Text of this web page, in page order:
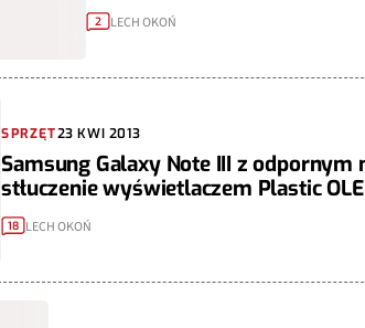
2 LECH OKOŃ
SPRZĘT23 KWI 2013
Samsung Galaxy Note III z odpornym
stłuczenie wyświetlaczem Plastic
18 LECH OKOŃ